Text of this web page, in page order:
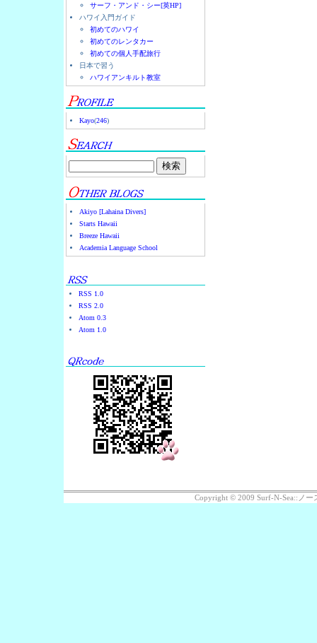
サーフ・アンド・シー[英HP]
ハワイ入門ガイド
初めてのハワイ
初めてのレンタカー
初めての個人手配旅行
日本で習う
ハワイアンキルト教室
Kayo(246)
Akiyo [Lahaina Divers]
Starts Hawaii
Breeze Hawaii
Academia Language School
RSS 1.0
RSS 2.0
Atom 0.3
Atom 1.0
Copyright © 2009 Surf-N-Sea::ノー